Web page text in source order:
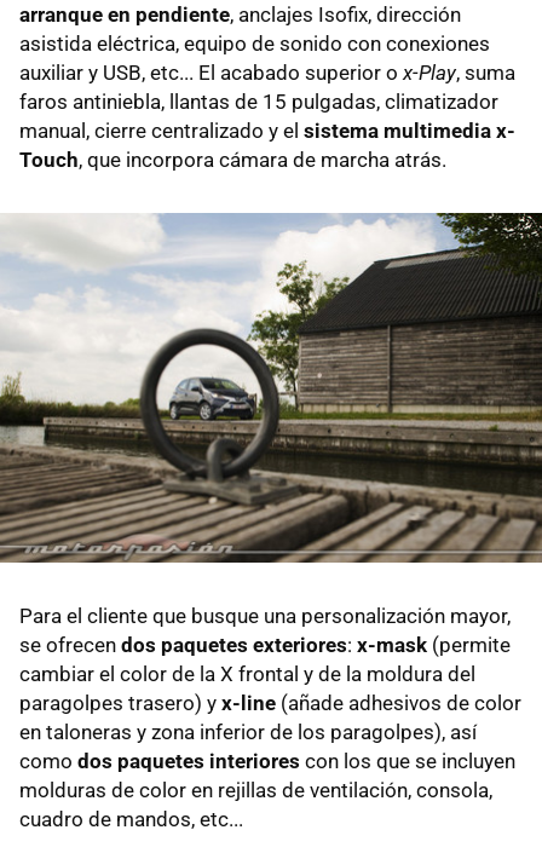
arranque en pendiente, anclajes Isofix, dirección
asistida eléctrica, equipo de sonido con conexiones
auxiliar y USB, etc... El acabado superior o x-Play, suma
faros antiniebla, llantas de 15 pulgadas, climatizador
manual, cierre centralizado y el sistema multimedia x-
Touch, que incorpora cámara de marcha atrás.
Para el cliente que busque una personalización mayor,
se ofrecen dos paquetes exteriores: x-mask (permite
cambiar el color de la X frontal y de la moldura del
paragolpes trasero) y x-line (añade adhesivos de color
en taloneras y zona inferior de los paragolpes), así
como dos paquetes interiores con los que se incluyen
molduras de color en rejillas de ventilación, consola,
cuadro de mandos, etc...